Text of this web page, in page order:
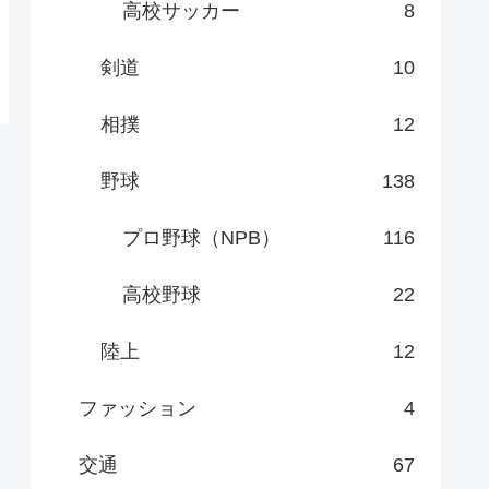
高校サッカー 8
剣道 10
相撲 12
野球 138
プロ野球（NPB） 116
高校野球 22
陸上 12
ファッション 4
交通 67